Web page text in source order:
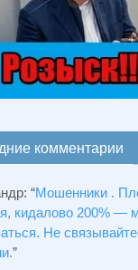
комментарии
: “Мошенники .
кидалово 200% —
Не
”